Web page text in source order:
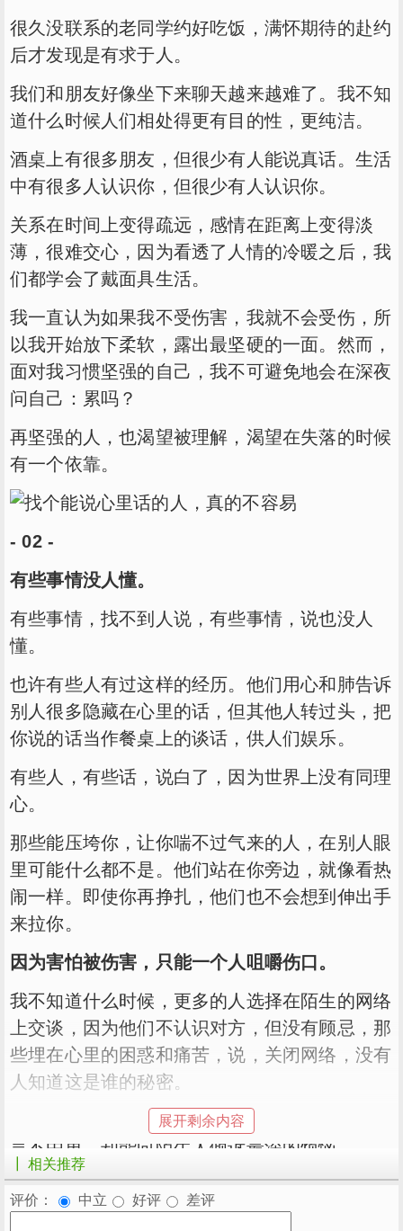
很久没联系的老同学约好吃饭，满怀期待的赴约
后才发现是有求于人。
我们和朋友好像坐下来聊天越来越难了。我不知
道什么时候人们相处得更有目的性，更纯洁。
酒桌上有很多朋友，但很少有人能说真话。生活
中有很多人认识你，但很少有人认识你。
关系在时间上变得疏远，感情在距离上变得淡
薄，很难交心，因为看透了人情的冷暖之后，我
们都学会了戴面具生活。
我一直认为如果我不受伤害，我就不会受伤，所
以我开始放下柔软，露出最坚硬的一面。然而，
面对我习惯坚强的自己，我不可避免地会在深夜
问自己：累吗？
再坚强的人，也渴望被理解，渴望在失落的时候
有一个依靠。
- 02 -
有些事情没人懂。
有些事情，找不到人说，有些事情，说也没人
懂。
也许有些人有过这样的经历。他们用心和肺告诉
别人很多隐藏在心里的话，但其他人转过头，把
你说的话当作餐桌上的谈话，供人们娱乐。
有些人，有些话，说白了，因为世界上没有同理
心。
那些能压垮你，让你喘不过气来的人，在别人眼
里可能什么都不是。他们站在你旁边，就像看热
闹一样。即使你再挣扎，他们也不会想到伸出手
来拉你。
因为害怕被伤害，只能一个人咀嚼伤口。
我不知道什么时候，更多的人选择在陌生的网络
上交谈，因为他们不认识对方，但没有顾忌，那
些埋在心里的困惑和痛苦，说，关闭网络，没有
人知道这是谁的秘密。
也许这也是一种悲伤。面对身边亲人，我们常常
言不由衷，却能向陌生人倾诉最深的烦恼。
有时候，即使身边的人都笑着说好不热闹，但他
们内心深处的犹豫，却一直在，永远说不出来。
展开剩余内容
┃ 相关推荐
评价： 中立 好评 差评